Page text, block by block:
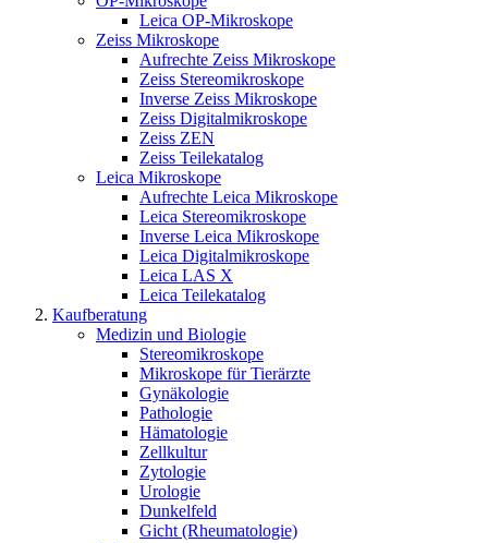
Leica OP-Mikroskope
Zeiss Mikroskope
Aufrechte Zeiss Mikroskope
Zeiss Stereomikroskope
Inverse Zeiss Mikroskope
Zeiss Digitalmikroskope
Zeiss ZEN
Zeiss Teilekatalog
Leica Mikroskope
Aufrechte Leica Mikroskope
Leica Stereomikroskope
Inverse Leica Mikroskope
Leica Digitalmikroskope
Leica LAS X
Leica Teilekatalog
Kaufberatung
Medizin und Biologie
Stereomikroskope
Mikroskope für Tierärzte
Gynäkologie
Pathologie
Hämatologie
Zellkultur
Zytologie
Urologie
Dunkelfeld
Gicht (Rheumatologie)